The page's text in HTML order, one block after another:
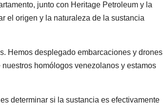
junto con Heritage Petroleum y la
el origen y la naturaleza de la sustancia
Hemos desplegado embarcaciones y drones
homólogos venezolanos y estamos
determinar si la sustancia es efectivamente